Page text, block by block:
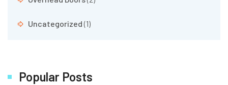
Uncategorized(1)
Popular Posts